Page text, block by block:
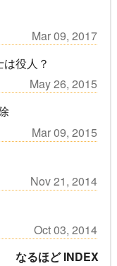
Mar 09, 2017
役人？
May 26, 2015
Mar 09, 2015
Nov 21, 2014
Oct 03, 2014
なるほど INDEX